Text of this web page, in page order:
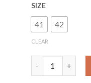
SIZE
41 42
CLEAR